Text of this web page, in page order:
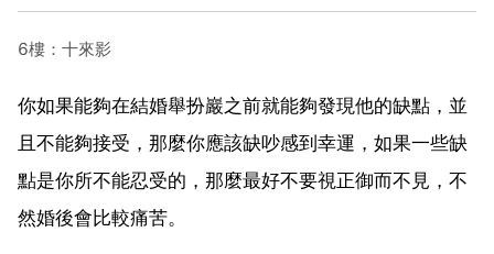
6樓：十來影
你如果能夠在結婚舉扮巖之前就能夠發現他的缺點，並
且不能夠接受，那麼你應該缺吵感到幸運，如果一些缺
點是你所不能忍受的，那麼最好不要視正御而不見，不
然婚後會比較痛苦。